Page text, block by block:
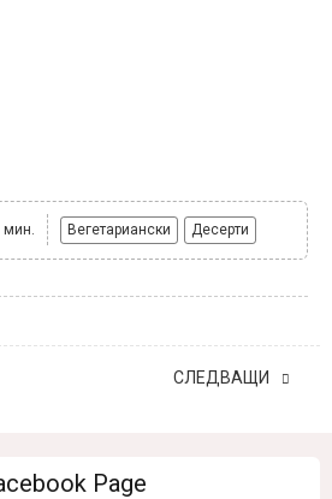
мин. Вегетариански Десерти
СЛЕДВАЩИ
Page